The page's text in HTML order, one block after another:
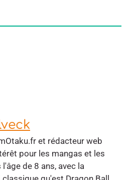
et rédacteur web
pour les mangas et les
de 8 ans, avec la